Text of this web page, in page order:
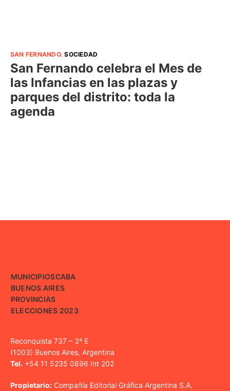
SAN FERNANDO.SOCIEDAD
San Fernando celebra el Mes de
las Infancias en las plazas y
parques del distrito: toda la
agenda
MUNICIPIOSCABA
BUENOS AIRES
PROVINCIAS
ELECCIONES 2023
Reconquista 737 – 3º E
(1003) Buenos Aires, Argentina
Tel. +54 11 5235 0896 Int 202
Propietario: Compañía Editorial Gráfica Argentina S.A.